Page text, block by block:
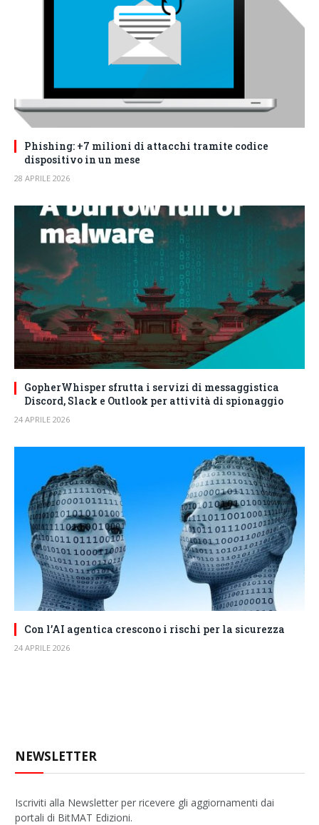
Phishing: +7 milioni di attacchi tramite codice
dispositivo in un mese
28 APRILE 2026
GopherWhisper sfrutta i servizi di messaggistica
Discord, Slack e Outlook per attività di spionaggio
24 APRILE 2026
Con l’AI agentica crescono i rischi per la sicurezza
24 APRILE 2026
NEWSLETTER
Iscriviti alla Newsletter per ricevere gli aggiornamenti dai
portali di BitMAT Edizioni.